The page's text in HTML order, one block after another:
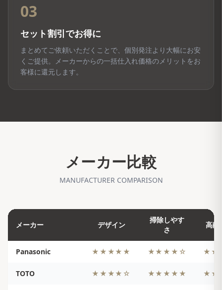
03
セット割引でお得に
まとめてご依頼いただくことで、個別発注より大幅にお安
くご提供。メーカーからの一括仕入れ価格のメリットをお
客様に還元します。
メーカー比較
MANUFACTURER COMPARISON
メーカー デザイン
掃除しやす
さ
高齢
Panasonic ★★★★★ ★★★★☆
TOTO ★★★★☆ ★★★★★